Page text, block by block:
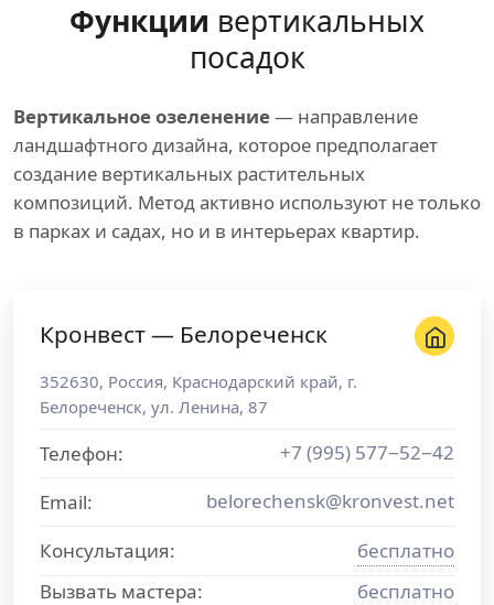
Функции вертикальных
посадок
Вертикальное озеленение— направление
ландшафтного дизайна, которое предполагает
создание вертикальных растительных
композиций. Метод активно используют не только
в парках и садах, но и в интерьерах квартир.
Кронвест — Белореченск
352630, Россия, Краснодарский край, г.
Белореченск, ул. Ленина, 87
Телефон:
+7 (995) 577−52−42
Email:
belorechensk@kronvest.net
Консультация:
бесплатно
Вызвать мастера:
бесплатно